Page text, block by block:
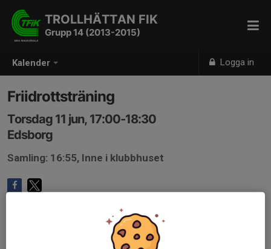
Kalender Logga in
TROLLHÄTTAN FIK
Grupp 14 (2013-2015)
Friidrottsträning
Torsdag 11 jun, 17:00-18:30
Edsborg
Samling: 16:55, Inne i klubbhuset